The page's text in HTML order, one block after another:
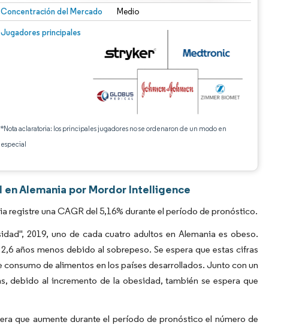
Concentración del Mercado Medio
Jugadores principales
*Nota aclaratoria: los principales jugadores no se ordenaron de un modo en
especial
Alemania por Mordor Intelligence
registre una CAGR del 5,16% durante el período de pronóstico.
2019, uno de cada cuatro adultos en Alemania es obeso.
años menos debido al sobrepeso. Se espera que estas cifras
de alimentos en los países desarrollados. Junto con un
debido al incremento de la obesidad, también se espera que
que aumente durante el período de pronóstico el número de